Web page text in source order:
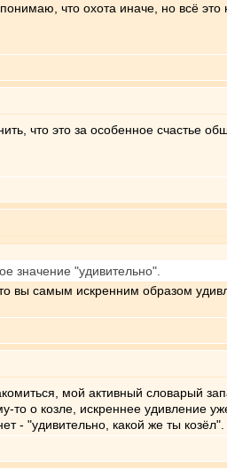
что охота иначе, но всё это
что это за особенное счастье
значение "удивительно".
вы самым искренним образом
мой активный словарый
о козле, искреннее удивление
- "удивительно, какой же ты козёл".